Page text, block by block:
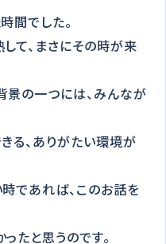
間でした。
て、まさにその時が来
景の一つには、みんなが
る、ありがたい環境が
であれば、このお話を
たと思うのです。